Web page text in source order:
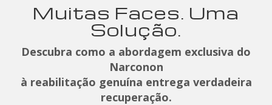
Muitas Faces. Uma
Solução.
Descubra como a abordagem exclusiva do
Narconon
à reabilitação genuína entrega verdadeira
recuperação.